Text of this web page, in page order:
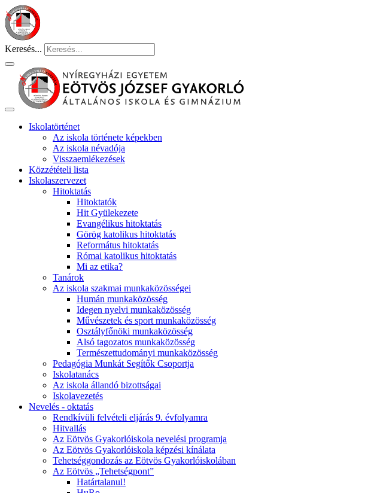
Keresés...
Iskolatörténet
Az iskola története képekben
Az iskola névadója
Visszaemlékezések
Közzétételi lista
Iskolaszervezet
Hitoktatás
Hitoktatók
Hit Gyülekezete
Evangélikus hitoktatás
Görög katolikus hitoktatás
Református hitoktatás
Római katolikus hitoktatás
Mi az etika?
Tanárok
Az iskola szakmai munkaközösségei
Humán munkaközösség
Idegen nyelvi munkaközösség
Művészetek és sport munkaközösség
Osztályfőnöki munkaközösség
Alsó tagozatos munkaközösség
Természettudományi munkaközösség
Pedagógia Munkát Segítők Csoportja
Iskolatanács
Az iskola állandó bizottságai
Iskolavezetés
Nevelés - oktatás
Rendkívüli felvételi eljárás 9. évfolyamra
Hitvallás
Az Eötvös Gyakorlóiskola nevelési programja
Az Eötvös Gyakorlóiskola képzési kínálata
Tehetséggondozás az Eötvös Gyakorlóiskolában
Az Eötvös „Tehetségpont”
Határtalanul!